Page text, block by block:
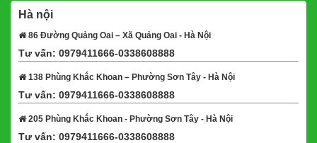
Hà nội
86 Đường Quảng Oai – Xã Quảng Oai - Hà Nội
Tư vấn: 0979411666-0338608888
138 Phùng Khắc Khoan – Phường Sơn Tây - Hà Nội
Tư vấn: 0979411666-0338608888
205 Phùng Khắc Khoan - Phường Sơn Tây - Hà Nội
Tư vấn: 0979411666-0338608888